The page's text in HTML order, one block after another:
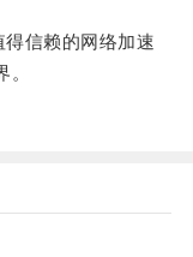
信赖的网络加速